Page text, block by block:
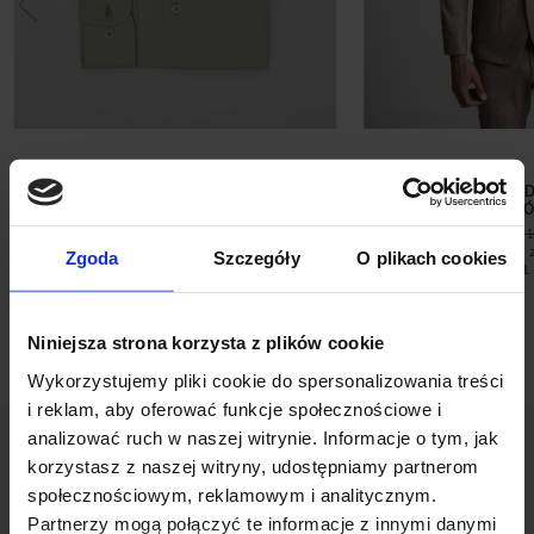
Zgoda Szczegóły O plikach cookies
Niniejsza strona korzysta z plików cookie
Wykorzystujemy pliki cookie do spersonalizowania treści
i reklam, aby oferować funkcje społecznościowe i
analizować ruch w naszej witrynie. Informacje o tym, jak
korzystasz z naszej witryny, udostępniamy partnerom
społecznościowym, reklamowym i analitycznym.
Partnerzy mogą połączyć te informacje z innymi danymi
KOSZULA LUMIA 00647 DŁUGI
249,00 ZŁ
MARYNARKA
LUMARZO
399,00 ZŁ
Najniższa cena
promocją: